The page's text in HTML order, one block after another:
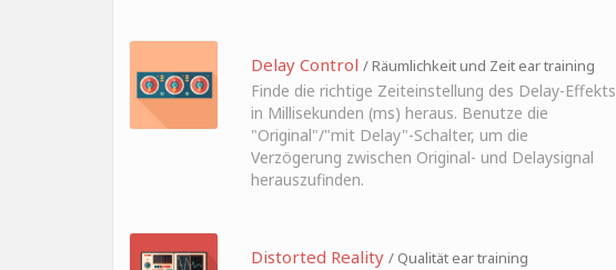
Delay Control / Räumlichkeit und Zeit ear training
Finde die richtige Zeiteinstellung des Delay-Effekts
in Millisekunden (ms) heraus. Benutze die
"Original"/"mit Delay"-Schalter, um die
Verzögerung zwischen Original- und Delaysignal
herauszufinden.
Distorted Reality / Qualität ear training